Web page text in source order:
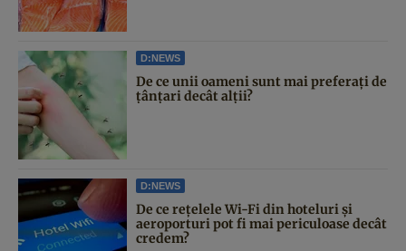
D:NEWS
De ce unii oameni sunt mai preferați de
țânțari decât alții?
D:NEWS
De ce rețelele Wi-Fi din hoteluri și
aeroporturi pot fi mai periculoase decât
credem?